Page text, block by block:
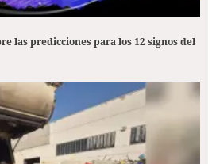
las predicciones para los 12 signos del